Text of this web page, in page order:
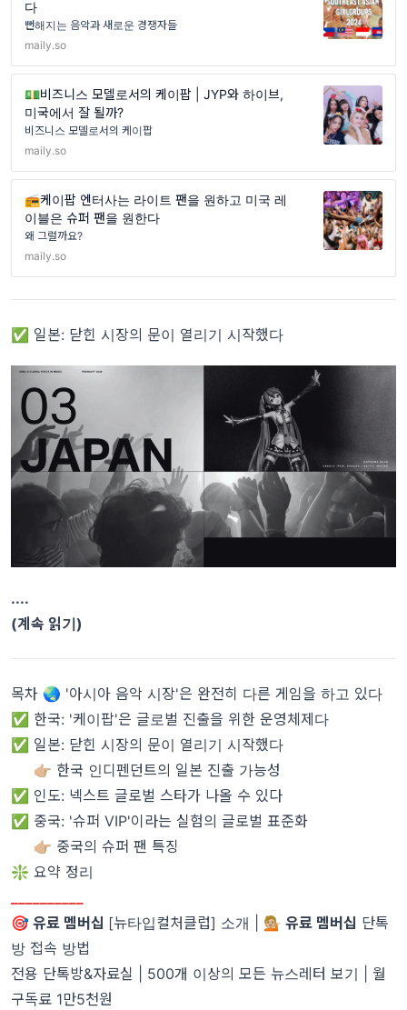
다
뻔해지는 음악과 새로운 경쟁자들
maily.so
💵비즈니스 모델로서의 케이팝 | JYP와 하이브,
미국에서 잘 될까?
비즈니스 모델로서의 케이팝
maily.so
📻케이팝 엔터사는 라이트 팬을 원하고 미국 레
이블은 슈퍼 팬을 원한다
왜 그럴까요?
maily.so
✅ 일본: 닫힌 시장의 문이 열리기 시작했다
....
(계속 읽기)
목차 🌏 '아시아 음악 시장'은 완전히 다른 게임을 하고 있다
✅ 한국: '케이팝'은 글로벌 진출을 위한 운영체제다
✅ 일본: 닫힌 시장의 문이 열리기 시작했다
👉🏼 한국 인디펜던트의 일본 진출 가능성
✅ 인도: 넥스트 글로벌 스타가 나올 수 있다
✅ 중국: '슈퍼 VIP'이라는 실험의 글로벌 표준화
👉🏼 중국의 슈퍼 팬 특징
❇️ 요약 정리
🎯 유료 멤버십 [뉴타입컬처클럽] 소개 💁🏼 유료 멤버십 단톡
방 접속 방법
전용 단톡방&자료실 | 500개 이상의 모든 뉴스레터 보기 | 월
구독료 1만5천원